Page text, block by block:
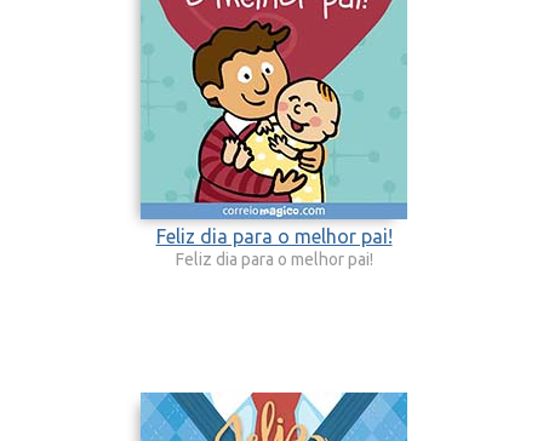
Feliz dia para o melhor pai!
Feliz dia para o melhor pai!